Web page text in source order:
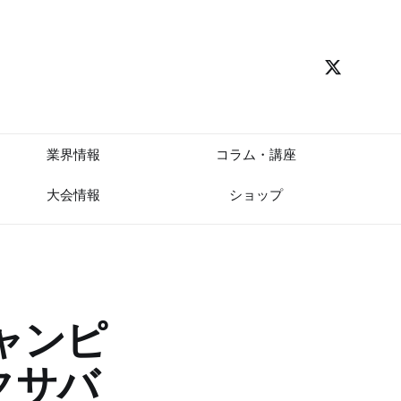
業界情報 コラム・講座
大会情報 ショップ
ンピ
サバ